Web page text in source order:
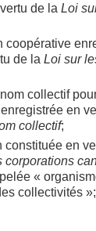
de la Loi
coopérative
de la Loi sur
collectif
en
collectif;
constituée en
corporations
«
collectivités »;